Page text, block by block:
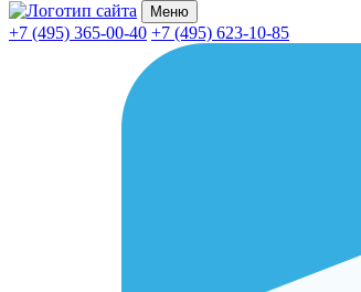
Меню
+7 (495) 365-00-40 +7 (495) 623-10-85